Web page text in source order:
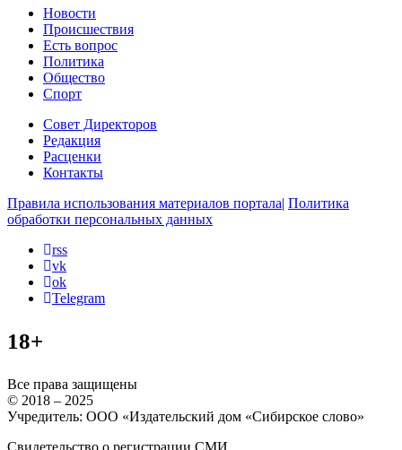
Новости
Происшествия
Есть вопрос
Политика
Общество
Спорт
Совет Директоров
Редакция
Расценки
Контакты
Правила использования материалов портала| Политика
обработки персональных данных
rss
vk
ok
Telegram
18+
Все права защищены
© 2018 – 2025
Учредитель: ООО «Издательский дом «Сибирское слово»